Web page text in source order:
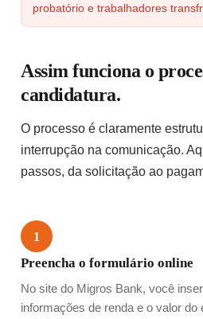
probatório e trabalhadores
Assim funciona o
candidatura.
O processo é claramente
interrupção na comunicação.
passos, da solicitação ao
1
Preencha o formulário online
No site do Migros Bank, você
informações de renda e o valor do